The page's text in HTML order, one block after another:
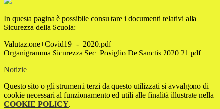
In questa pagina è possibile consultare i documenti relativi alla
Sicurezza della Scuola:
Valutazione+Covid19+-+2020.pdf
Organigramma Sicurezza Sec. Poviglio De Sanctis 2020.21.pdf
Notizie
Questo sito o gli strumenti terzi da questo utilizzati si avvalgono di
cookie necessari al funzionamento ed utili alle finalità illustrate nella
COOKIE POLICY.